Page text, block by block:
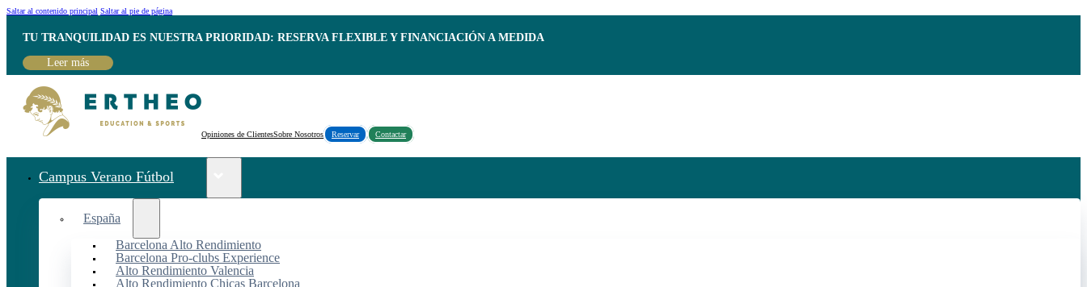
Saltar al contenido principal Saltar al pie de página
TU TRANQUILIDAD ES NUESTRA PRIORIDAD: RESERVA FLEXIBLE Y FINANCIACIÓN A MEDIDA
Leer más
Opiniones de ClientesSobre Nosotros Reservar Contactar
Campus Verano Fútbol
España
Barcelona Alto Rendimiento
Barcelona Pro-clubs Experience
Alto Rendimiento Valencia
Alto Rendimiento Chicas Barcelona